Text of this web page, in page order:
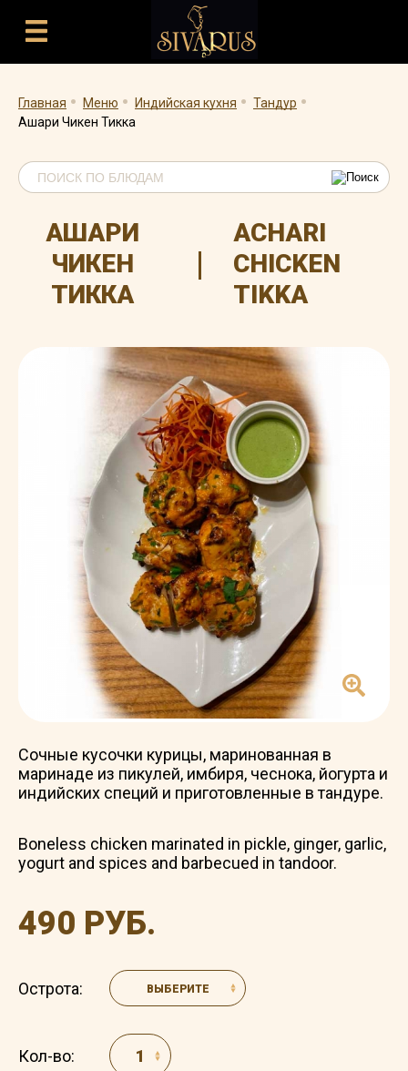
Главная . Меню . Индийская кухня . Тандур .
Ашари Чикен Тикка
АШАРИ
ЧИКЕН
ТИККА
|
ACHARI
CHICKEN
TIKKA
Сочные кусочки курицы, маринованная в
маринаде из пикулей, имбиря, чеснока, йогурта и
индийских специй и приготовленные в тандуре.
Boneless chicken marinated in pickle, ginger, garlic,
yogurt and spices and barbecued in tandoor.
490 РУБ.
Острота: ВЫБЕРИТЕ
Кол-во: